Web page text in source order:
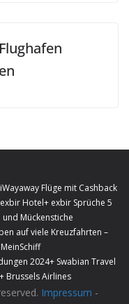
Wayaway Flüge mit Cashback
Hotel+ exbir Sprüche 5
und Mückenstiche
auf viele Kreuzfahrten –
2024+ Swabian Travel
+ Brussels Airlines
Impressum -